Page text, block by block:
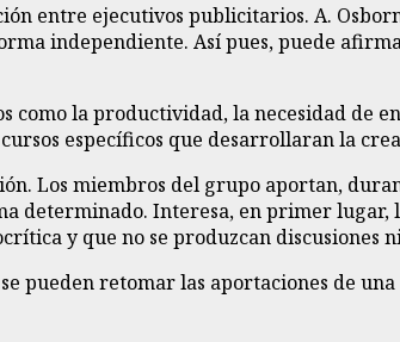
entre ejecutivos publicitarios. A.
independiente. Así pues, puede
como la productividad, la necesidad de
específicos que desarrollaran la
Los miembros del grupo aportan,
determinado. Interesa, en primer lugar,
y que no se produzcan discusiones
pueden retomar las aportaciones de